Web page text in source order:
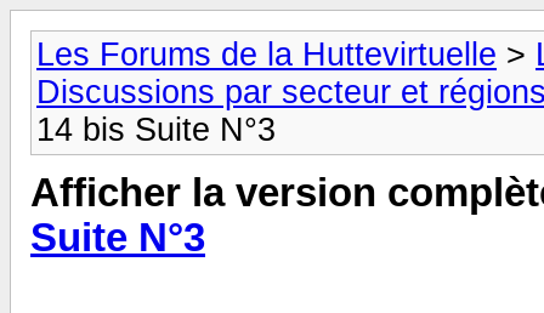
Les Forums de la Huttevirtuelle >
Discussions par secteur et
14 bis Suite N°3
Afficher la version
Suite N°3